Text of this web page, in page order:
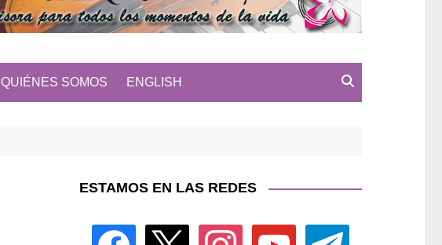
QUIÉNES SOMOS ENGLISH
ESTAMOS EN LAS REDES
facebook instagram youtube telegram